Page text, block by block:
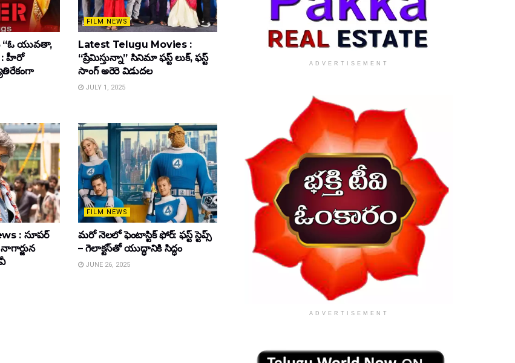
“ఓ యువతా,
: హీరో
FILM NEWS
Latest Telugu Movies :
“ప్రేమిస్తున్నా” సినిమా ఫస్ట్ లుక్, ఫస్ట్
సాంగ్ అరెరె విడుదల
JULY 1, 2025
: సూపర్
FILM NEWS
మరో నెలలో ఫెంటాస్టిక్ ఫోర్: ఫస్ట్ స్టెప్స్
– గెలాక్టస్‌తో యుద్ధానికి సిద్ధం
JUNE 26, 2025
ADVERTISEMENT
ADVERTISEMENT